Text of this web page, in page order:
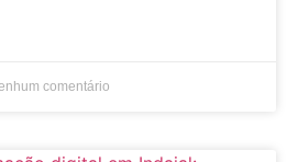
comentário